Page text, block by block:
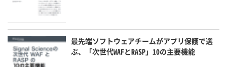
最先端ソフトウェアチームがアプリ保護で選
ぶ、「次世代WAFとRASP」10の主要機能